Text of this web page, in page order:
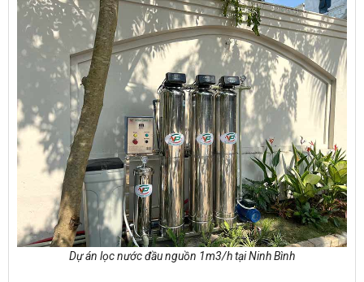
Dự án lọc nước đầu nguồn 1m3/h tại Ninh Bình